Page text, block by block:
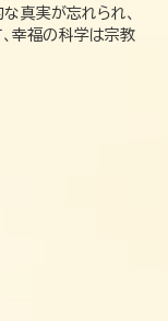
真実が忘れられ、
幸福の科学は宗教